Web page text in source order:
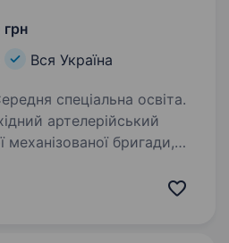
Вся Україна
спеціальна освіта.
артелерійський
механізованої бригади,
України. Наше